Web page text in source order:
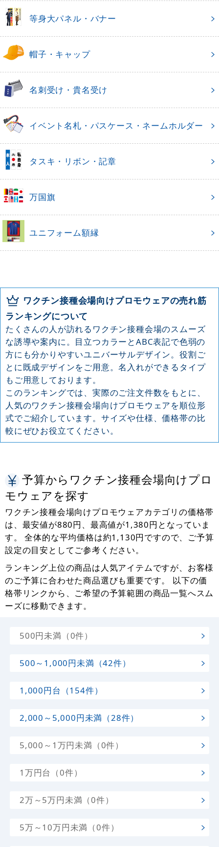
等身大パネル・バナー
帽子・キャップ
名刺受け・貴名受け
イベント名札・パスケース・ネームホルダー
タスキ・リボン・記章
万国旗
ユニフォーム額縁
ワクチン接種会場向けプロモウェアの売れ筋
ランキングについて
たくさんの人が訪れるワクチン接種会場のスムーズ
な誘導や案内に。目立つカラーとABC表記で色弱の
方にも分かりやすいユニバーサルデザイン。役割ご
とに既成デザインをご用意。名入れができるタイプ
もご用意しております。
このランキングでは、実際のご注文件数をもとに、
人気のワクチン接種会場向けプロモウェアを順位形
式でご紹介しています。サイズや仕様、価格帯の比
較にぜひお役立てください。
予算からワクチン接種会場向けプロ
モウェアを探す
ワクチン接種会場向けプロモウェアカテゴリの価格帯
は、最安値が880円、最高値が1,380円となっていま
す。 全体的な平均価格は約1,130円ですので、ご予算
設定の目安としてご参考ください。
ランキング上位の商品は人気アイテムですが、お客様
のご予算に合わせた商品選びも重要です。 以下の価
格帯リンクから、ご希望の予算範囲の商品一覧へスム
ーズに移動できます。
500円未満（0件）
500～1,000円未満（42件）
1,000円台（154件）
2,000～5,000円未満（28件）
5,000～1万円未満（0件）
1万円台（0件）
2万～5万円未満（0件）
5万～10万円未満（0件）